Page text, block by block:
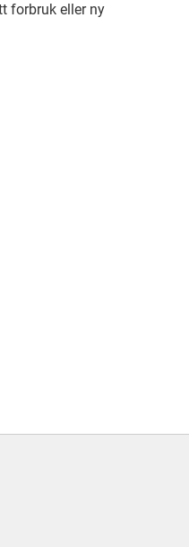
forbruk eller ny